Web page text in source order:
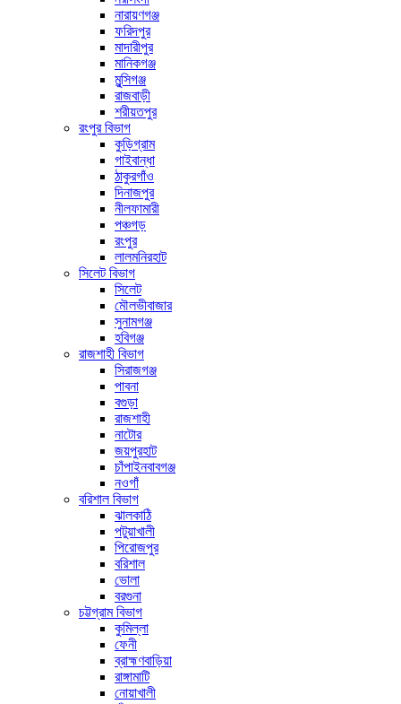
নারায়ণগঞ্জ
ফরিদপুর
মাদারীপুর
মানিকগঞ্জ
মুন্সিগঞ্জ
রাজবাড়ী
শরীয়তপুর
রংপুর বিভাগ
কুড়িগ্রাম
গাইবান্ধা
ঠাকুরগাঁও
দিনাজপুর
নীলফামারী
পঞ্চগড়
রংপুর
লালমনিরহাট
সিলেট বিভাগ
সিলেট
মৌলভীবাজার
সুনামগঞ্জ
হবিগঞ্জ
রাজশাহী বিভাগ
সিরাজগঞ্জ
পাবনা
বগুড়া
রাজশাহী
নাটোর
জয়পুরহাট
চাঁপাইনবাবগঞ্জ
নওগাঁ
বরিশাল বিভাগ
ঝালকাঠি
পটুয়াখালী
পিরোজপুর
বরিশাল
ভোলা
বরগুনা
চট্টগ্রাম বিভাগ
কুমিল্লা
ফেনী
ব্রাহ্মণবাড়িয়া
রাঙ্গামাটি
নোয়াখালী